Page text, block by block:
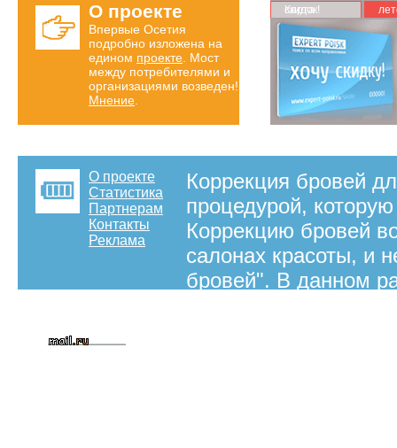
О проекте
Впервые Осетия
подробно изложена на
едином проекте . Мост
между потребителями и
организациями возведен!
Мнение
Карта скидок!
О проекте
Статистика
Партнерам
Контакты
Реклама
Коррекция бровей
процедурой,
Коррекцию бровей
салонах красоты, и
бровей". В данном